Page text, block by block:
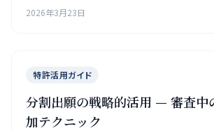
2026年3月23日
特許活用ガイド
分割出願の戦略的活用 — 審査中
加テクニック